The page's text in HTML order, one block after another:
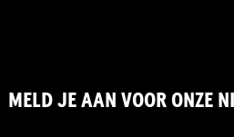
MELD JE AAN VOOR ONZE